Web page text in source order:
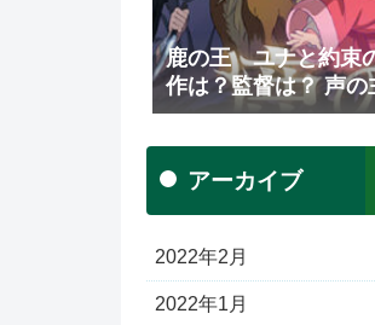
鹿の王 ユナと約束
作は？監督は？ 声
アーカイブ
2022年2月
2022年1月